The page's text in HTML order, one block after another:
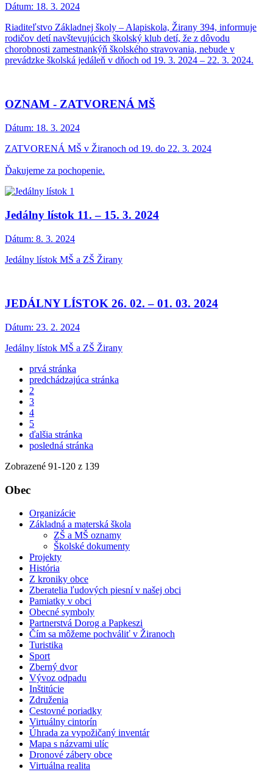
Dátum: 18. 3. 2024
Riaditeľstvo Základnej školy – Alapiskola, Žirany 394, informuje
rodičov detí navštevujúcich školský klub detí, že z dôvodu
chorobnosti zamestnankýň školského stravovania, nebude v
prevádzke školská jedáleň v dňoch od 19. 3. 2024 – 22. 3. 2024.
OZNAM - ZATVORENÁ MŠ
Dátum: 18. 3. 2024
ZATVORENÁ MŠ v Žiranoch od 19. do 22. 3. 2024
Ďakujeme za pochopenie.
Jedálny lístok 11. – 15. 3. 2024
Dátum: 8. 3. 2024
Jedálny lístok MŠ a ZŠ Žirany
JEDÁLNY LÍSTOK 26. 02. – 01. 03. 2024
Dátum: 23. 2. 2024
Jedálny lístok MŠ a ZŠ Žirany
prvá stránka
predchádzajúca stránka
2
3
4
5
ďalšia stránka
posledná stránka
Zobrazené 91-120 z 139
Obec
Organizácie
Základná a materská škola
ZŠ a MŠ oznamy
Školské dokumenty
Projekty
História
Z kroniky obce
Zberatelia ľudových piesní v našej obci
Pamiatky v obci
Obecné symboly
Partnerstvá Dorog a Papkeszi
Čím sa môžeme pochváliť v Žiranoch
Turistika
Sport
Zberný dvor
Vývoz odpadu
Inštitúcie
Združenia
Cestovné poriadky
Virtuálny cintorín
Úhrada za vypožičaný inventár
Mapa s názvami ulíc
Dronové zábery obce
Virtuálna realita